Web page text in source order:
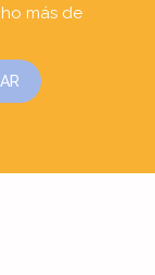
más de